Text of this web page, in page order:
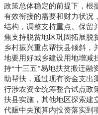
政策总体稳定的前提下，根
有效衔接的需要和财力状况
结构，调整支持重点。保留
焦支持脱贫地区巩固拓展脱
乡村振兴重点帮扶县倾斜，
地要用好城乡建设用地增减
持“十三五”易地扶贫搬迁融
助帮扶，通过现有资金支出
行涉农资金统筹整合试点政
扶县实施，其他地区探索建
代赈中央预算内投资落实到